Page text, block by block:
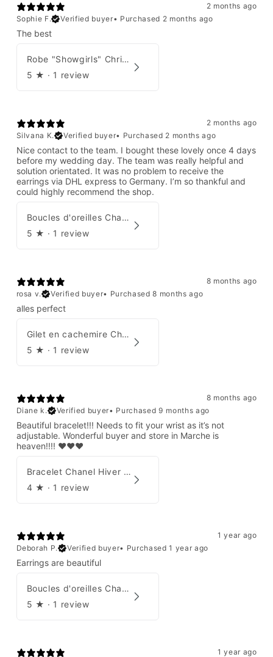
2 months ago
Sophie F.
Verified buyer• Purchased 2 months ago
The best
Robe "Showgirls" Christian Dior par John Galliano Été 2003
5 ★ · 1 review
2 months ago
Silvana K.
Verified buyer• Purchased 2 months ago
Nice contact to the team. I bought these lovely once 4 days
before my wedding day. The team was really helpful and
solution orientated. It was no problem to receive the
earrings via DHL express to Germany. I’m so thankful and
could highly recommend the shop.
Boucles d'oreilles Chanel par Karl Lagerfeld 2008
5 ★ · 1 review
8 months ago
rosa v.
Verified buyer• Purchased 8 months ago
alles perfect
Gilet en cachemire Chanel Automne 1995
5 ★ · 1 review
8 months ago
Diane k.
Verified buyer• Purchased 9 months ago
Beautiful bracelet!!! Needs to fit your wrist as it’s not
adjustable. Wonderful buyer and store in Marche is
heaven!!!! ❤️❤️❤️
Bracelet Chanel Hiver 1997
4 ★ · 1 review
1 year ago
Deborah P.
Verified buyer• Purchased 1 year ago
Earrings are beautiful
Boucles d'oreilles Chanel 2001
5 ★ · 1 review
1 year ago